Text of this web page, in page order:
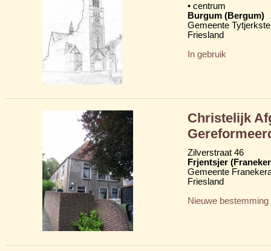
• centrum
Burgum (Bergum)
Gemeente
Friesland
In gebruik
Christelijk
Zilverstraat 46
Frjentsjer
Gemeente
Friesland
Nieuwe bestemming